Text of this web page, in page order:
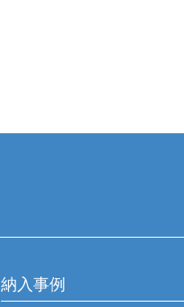
納入事例